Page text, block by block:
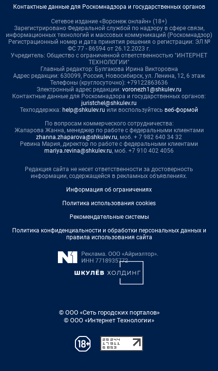
Контактные данные для Роскомнадзора и государственных органов
Сетевое издание «Воронеж онлайн» (18+)
Зарегистрировано Федеральной службой по надзору в сфере связи,
информационных технологий и массовых коммуникаций (Роскомнадзор)
Регистрационный номер и дата принятия решения о регистрации: ЭЛ №
ФС 77 - 86594 от 26.12.2023 г.
Учредитель: Общество с ограниченной ответственностью "ИНТЕРНЕТ
ТЕХНОЛОГИИ"
Главный редактор: Булгакова Ирина Викторовна
Адрес редакции: 630099, Россия, Новосибирск, ул. Ленина, 12, 6 этаж
Телефоны (круглосуточно): +79122863636
Электронный адрес редакции: voronezh1@shkulev.ru
Контактные данные для Роскомнадзора и государственных органов:
juristchel@shkulev.ru
Техподдержка: help@shkulev.ru или воспользуйтесь веб-формой
По вопросам коммерческого сотрудничества:
Жапарова Жанна, менеджер по работе с федеральными клиентами
zhanna.zhaparova@shkulev.ru, моб. + 7 982 640 34 32
Ревина Мария, директор по работе с федеральными клиентами
mariya.revina@shkulev.ru, моб. +7 910 402 4056
Редакция сайта не несет ответственности за достоверность
информации, содержащейся в рекламных объявлениях.
Информация об ограничениях
Политика использования cookies
Рекомендательные системы
Политика конфиденциальности и обработки персональных данных и
правила использования сайта
© ООО «Сеть городских порталов»
© ООО «Интернет Технологии»